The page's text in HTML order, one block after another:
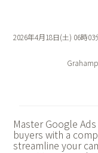
2026年4月18日(土) 06時03
MasterGoogle
buyers with a
streamline your